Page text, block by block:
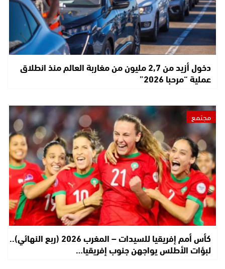
دخول أزيد من 2,7 مليون من مغاربة العالم منذ انطلاق
عملية “مرحبا 2026”
مجتمع
كأس أمم إفريقيا للسيدات – المغرب 2026 (ربع النهائي)..
لبؤات الأطلس يواجهن جنوب إفريقيا…